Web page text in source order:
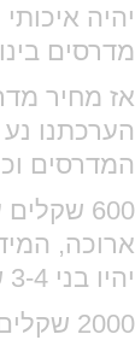
יהיה
מדרסים
אז מחיר
המדרסים
600
ארוכה,
יהיו בני 3-4 שכבות.
2000